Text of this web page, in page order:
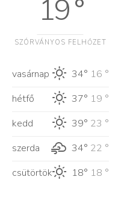
19 °
SZÓRVÁNYOS FELHŐZET
vasárnap 34° 16 °
hétfő
37° 19 °
kedd
39° 23 °
szerda
34° 22 °
csütörtök
18° 18 °